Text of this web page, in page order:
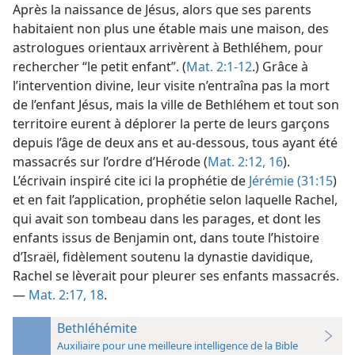
Après la naissance de Jésus, alors que ses parents
habitaient non plus une étable mais une maison, des
astrologues orientaux arrivèrent à Bethléhem, pour
rechercher “le petit enfant”. (Mat. 2:1-12.) Grâce à
l’intervention divine, leur visite n’entraîna pas la mort
de l’enfant Jésus, mais la ville de Bethléhem et tout son
territoire eurent à déplorer la perte de leurs garçons
depuis l’âge de deux ans et au-dessous, tous ayant été
massacrés sur l’ordre d’Hérode (Mat. 2:12, 16).
L’écrivain inspiré cite ici la prophétie de Jérémie (31:15)
et en fait l’application, prophétie selon laquelle Rachel,
qui avait son tombeau dans les parages, et dont les
enfants issus de Benjamin ont, dans toute l’histoire
d’Israël, fidèlement soutenu la dynastie davidique,
Rachel se lèverait pour pleurer ses enfants massacrés.
— Mat. 2:17, 18.
Bethléhémite
Auxiliaire pour une meilleure intelligence de la Bible